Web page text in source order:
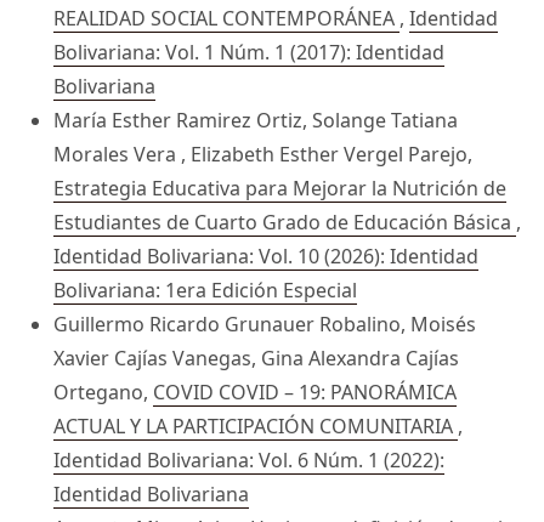
REALIDAD SOCIAL CONTEMPORÁNEA , Identidad
Bolivariana: Vol. 1 Núm. 1 (2017): Identidad
Bolivariana
María Esther Ramirez Ortiz, Solange Tatiana
Morales Vera , Elizabeth Esther Vergel Parejo,
Estrategia Educativa para Mejorar la Nutrición de
Estudiantes de Cuarto Grado de Educación Básica ,
Identidad Bolivariana: Vol. 10 (2026): Identidad
Bolivariana: 1era Edición Especial
Guillermo Ricardo Grunauer Robalino, Moisés
Xavier Cajías Vanegas, Gina Alexandra Cajías
Ortegano, COVID COVID – 19: PANORÁMICA
ACTUAL Y LA PARTICIPACIÓN COMUNITARIA ,
Identidad Bolivariana: Vol. 6 Núm. 1 (2022):
Identidad Bolivariana